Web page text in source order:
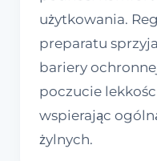
użytkowania.
preparatu
bariery
poczucie
wspierając
żylnych.